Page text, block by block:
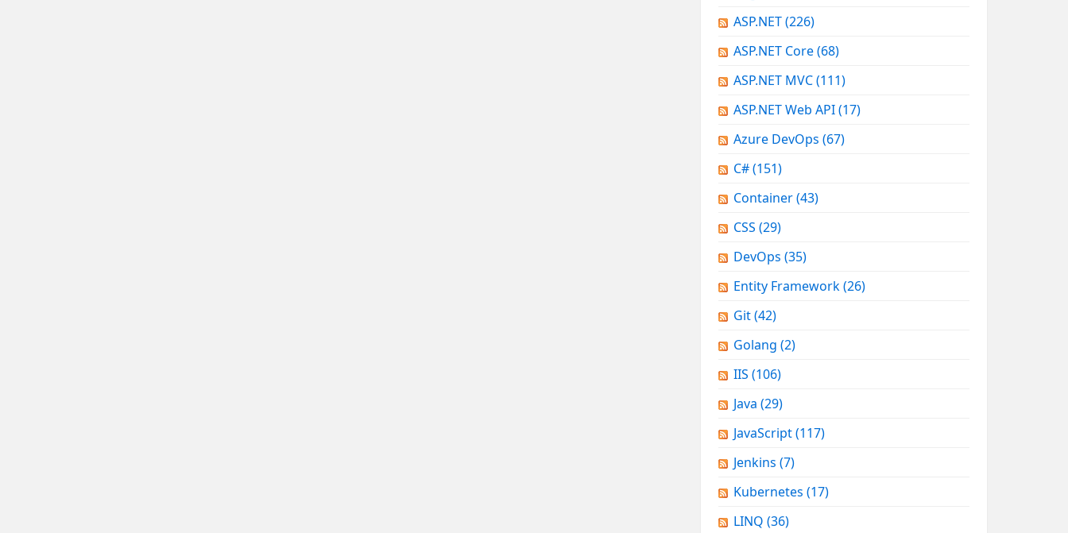
ASP.NET(226)
ASP.NET Core(68)
ASP.NET MVC(111)
ASP.NET Web API(17)
Azure DevOps (67)
C#(151)
Container(43)
CSS (29)
DevOps (35)
Entity Framework(26)
Git(42)
Golang (2)
IIS (106)
Java (29)
JavaScript(117)
Jenkins (7)
Kubernetes (17)
LINQ (36)